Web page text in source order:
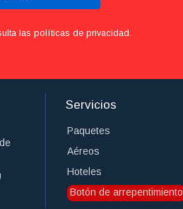
las políticas de privacidad.
Servicios
Paquetes
Aéreos
Hoteles
Botón de arrepentimiento